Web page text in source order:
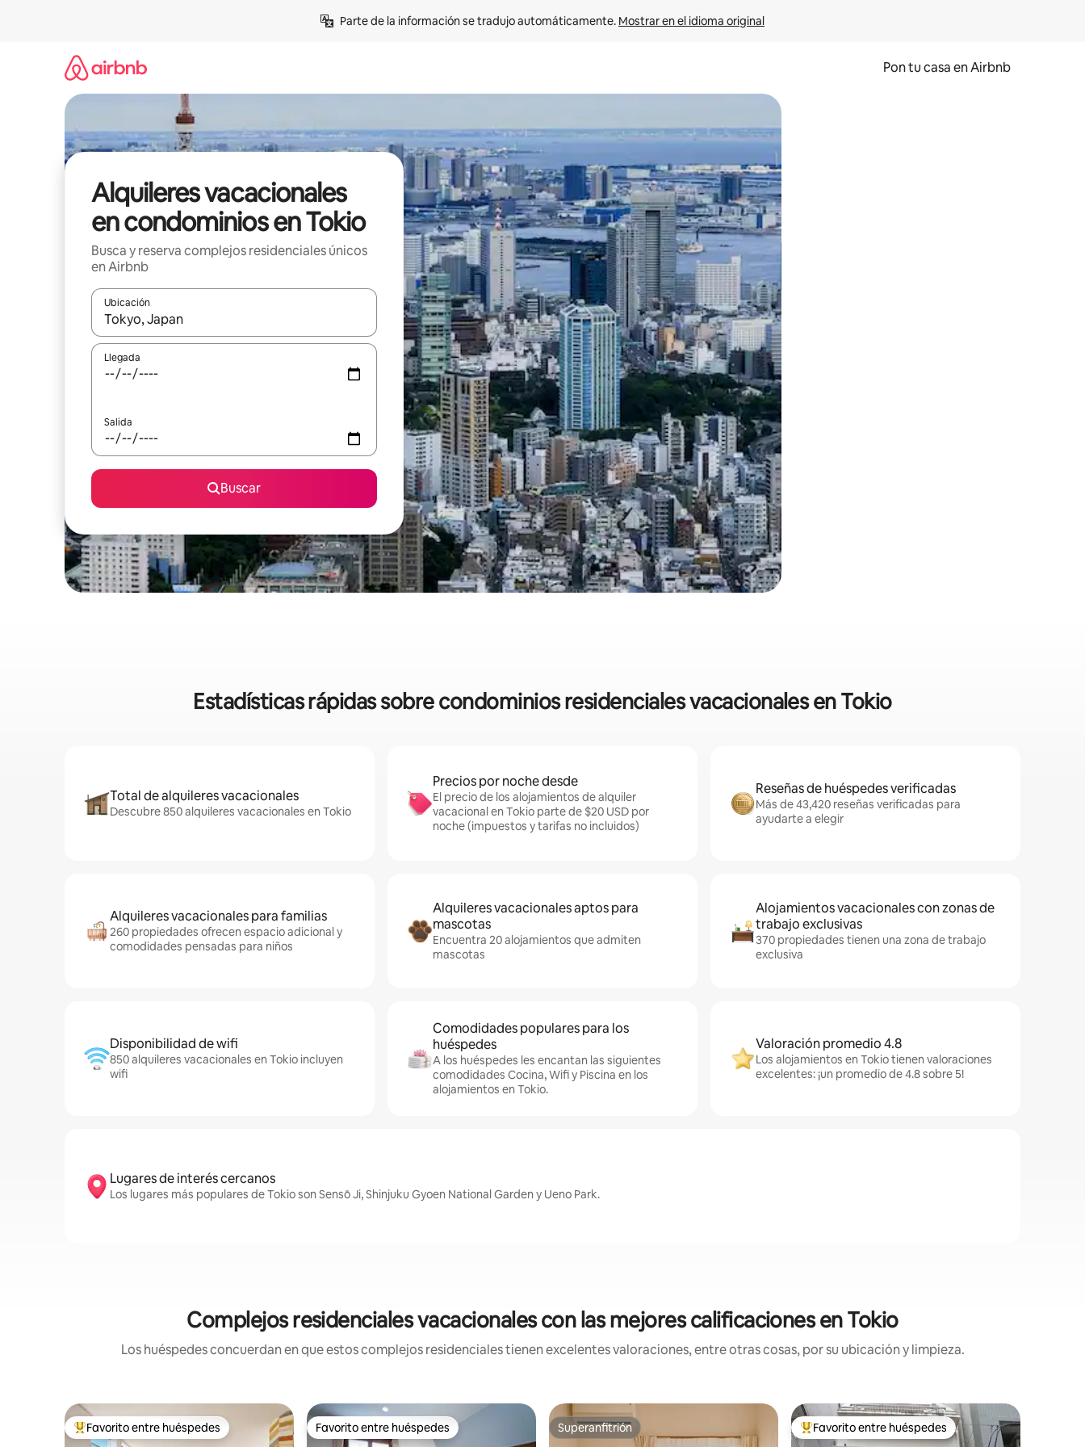
Parte de la información se tradujo automáticamente. Mostrar en el idioma original
Pon tu casa en Airbnb
Alquileres vacacionales
en condominios en Tokio
Busca y reserva complejos residenciales únicos
en Airbnb
Ubicación
Cuando los resultados estén disponibles, navega con las teclas de flecha hacia arriba y hacia abajo o explora con el tacto o desliza el dedo.
Llegada
Salida
Buscar
Estadísticas rápidas sobre condominios residenciales vacacionales en Tokio
Total de alquileres vacacionales
Descubre 850 alquileres vacacionales en Tokio
Precios por noche desde
El precio de los alojamientos de alquiler
vacacional en Tokio parte de $20 USD por
noche (impuestos y tarifas no incluidos)
Reseñas de huéspedes verificadas
Más de 43,420 reseñas verificadas para
ayudarte a elegir
Alquileres vacacionales para familias
260 propiedades ofrecen espacio adicional y
comodidades pensadas para niños
Alquileres vacacionales aptos para
mascotas
Encuentra 20 alojamientos que admiten
mascotas
Alojamientos vacacionales con zonas de
trabajo exclusivas
370 propiedades tienen una zona de trabajo
exclusiva
Disponibilidad de wifi
850 alquileres vacacionales en Tokio incluyen
wifi
Comodidades populares para los
huéspedes
A los huéspedes les encantan las siguientes
comodidades Cocina, Wifi y Piscina en los
alojamientos en Tokio.
Valoración promedio 4.8
Los alojamientos en Tokio tienen valoraciones
excelentes: ¡un promedio de 4.8 sobre 5!
Lugares de interés cercanos
Los lugares más populares de Tokio son Sensō Ji, Shinjuku Gyoen National Garden y Ueno Park.
Complejos residenciales vacacionales con las mejores calificaciones en Tokio
Los huéspedes concuerdan en que estos complejos residenciales tienen excelentes valoraciones, entre otras cosas, por su ubicación y limpieza.
Favorito entre huéspedes preferido
Favorito entre huéspedes Favorito entre huéspedes
Favorito entre huéspedes Superanfitrión
Superanfitrión Favorito entre huéspedes preferido
Favorito entre huéspedes